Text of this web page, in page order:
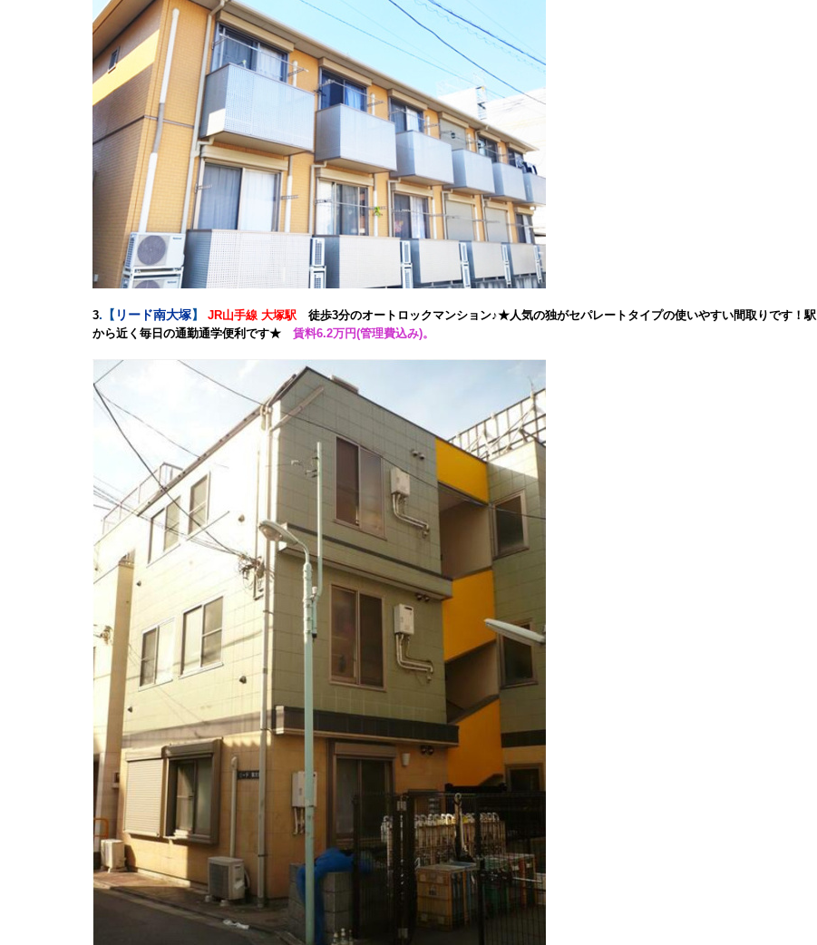
3. 【 リード南大塚】 JR山手線 大塚駅 徒歩3分のオートロックマンション♪★人気の独がセパレートタイプの使いやすい間取りです！駅
から近く毎日の通勤通学便利です★ 賃料6.2万円(管理費込み)。